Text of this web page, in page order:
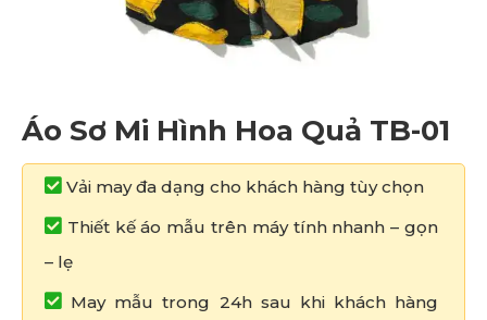
Áo Sơ Mi Hình Hoa Quả TB-01
Vải may đa dạng cho khách hàng tùy chọn
Thiết kế áo mẫu trên máy tính nhanh – gọn
– lẹ
May mẫu trong 24h sau khi khách hàng